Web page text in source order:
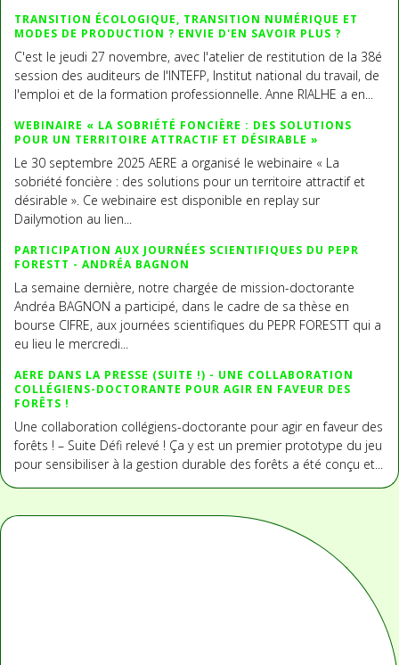
TRANSITION ÉCOLOGIQUE, TRANSITION NUMÉRIQUE ET
MODES DE PRODUCTION ? ENVIE D'EN SAVOIR PLUS ?
C'est le jeudi 27 novembre, avec l'atelier de restitution de la 38é
session des auditeurs de l'INTEFP, Institut national du travail, de
l'emploi et de la formation professionnelle. Anne RIALHE a en...
WEBINAIRE « LA SOBRIÉTÉ FONCIÈRE : DES SOLUTIONS
POUR UN TERRITOIRE ATTRACTIF ET DÉSIRABLE »
Le 30 septembre 2025 AERE a organisé le webinaire « La
sobriété foncière : des solutions pour un territoire attractif et
désirable ». Ce webinaire est disponible en replay sur
Dailymotion au lien...
PARTICIPATION AUX JOURNÉES SCIENTIFIQUES DU PEPR
FORESTT - ANDRÉA BAGNON
La semaine dernière, notre chargée de mission-doctorante
Andréa BAGNON a participé, dans le cadre de sa thèse en
bourse CIFRE, aux journées scientifiques du PEPR FORESTT qui a
eu lieu le mercredi...
AERE DANS LA PRESSE (SUITE !) - UNE COLLABORATION
COLLÉGIENS-DOCTORANTE POUR AGIR EN FAVEUR DES
FORÊTS !
Une collaboration collégiens-doctorante pour agir en faveur des
forêts ! – Suite Défi relevé ! Ça y est un premier prototype du jeu
pour sensibiliser à la gestion durable des forêts a été conçu et...